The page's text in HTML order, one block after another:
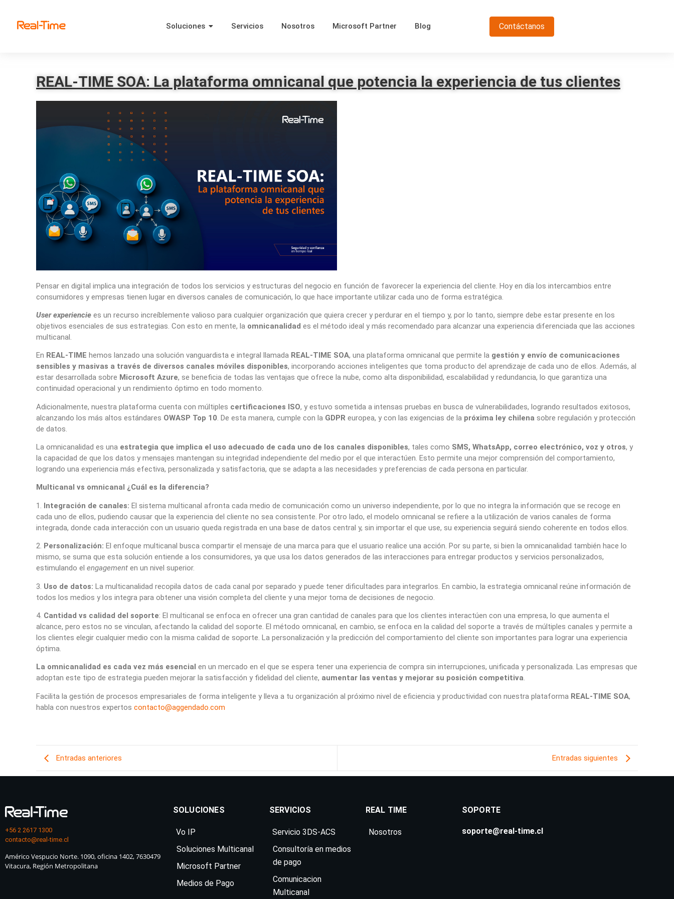
Soluciones Servicios Nosotros Microsoft Partner Blog Contáctanos
REAL-TIME SOA: La plataforma omnicanal que potencia la experiencia de tus clientes
Pensar en digital implica una integración de todos los servicios y estructuras del negocio en función de favorecer la experiencia del cliente. Hoy en día los intercambios entre
consumidores y empresas tienen lugar en diversos canales de comunicación, lo que hace importante utilizar cada uno de forma estratégica.
User experiencie es un recurso increíblemente valioso para cualquier organización que quiera crecer y perdurar en el tiempo y, por lo tanto, siempre debe estar presente en los
objetivos esenciales de sus estrategias. Con esto en mente, la omnicanalidad es el método ideal y más recomendado para alcanzar una experiencia diferenciada que las acciones
multicanal.
En REAL-TIME hemos lanzado una solución vanguardista e integral llamada REAL-TIME SOA, una plataforma omnicanal que permite la gestión y envío de comunicaciones
sensibles y masivas a través de diversos canales móviles disponibles, incorporando acciones inteligentes que toma producto del aprendizaje de cada uno de ellos. Además, al
estar desarrollada sobre Microsoft Azure, se beneficia de todas las ventajas que ofrece la nube, como alta disponibilidad, escalabilidad y redundancia, lo que garantiza una
continuidad operacional y un rendimiento óptimo en todo momento.
Adicionalmente, nuestra plataforma cuenta con múltiples certificaciones ISO, y estuvo sometida a intensas pruebas en busca de vulnerabilidades, logrando resultados exitosos,
alcanzando los más altos estándares OWASP Top 10. De esta manera, cumple con la GDPR europea, y con las exigencias de la próxima ley chilena sobre regulación y protección
de datos.
La omnicanalidad es una estrategia que implica el uso adecuado de cada uno de los canales disponibles, tales como SMS, WhatsApp, correo electrónico, voz y otros, y
la capacidad de que los datos y mensajes mantengan su integridad independiente del medio por el que interactúen. Esto permite una mejor comprensión del comportamiento,
logrando una experiencia más efectiva, personalizada y satisfactoria, que se adapta a las necesidades y preferencias de cada persona en particular.
Multicanal vs omnicanal ¿Cuál es la diferencia?
1. Integración de canales: El sistema multicanal afronta cada medio de comunicación como un universo independiente, por lo que no integra la información que se recoge en
cada uno de ellos, pudiendo causar que la experiencia del cliente no sea consistente. Por otro lado, el modelo omnicanal se refiere a la utilización de varios canales de forma
integrada, donde cada interacción con un usuario queda registrada en una base de datos central y, sin importar el que use, su experiencia seguirá siendo coherente en todos ellos.
2. Personalización: El enfoque multicanal busca compartir el mensaje de una marca para que el usuario realice una acción. Por su parte, si bien la omnicanalidad también hace lo
mismo, se suma que esta solución entiende a los consumidores, ya que usa los datos generados de las interacciones para entregar productos y servicios personalizados,
estimulando el engagement en un nivel superior.
3. Uso de datos: La multicanalidad recopila datos de cada canal por separado y puede tener dificultades para integrarlos. En cambio, la estrategia omnicanal reúne información de
todos los medios y los integra para obtener una visión completa del cliente y una mejor toma de decisiones de negocio.
4. Cantidad vs calidad del soporte: El multicanal se enfoca en ofrecer una gran cantidad de canales para que los clientes interactúen con una empresa, lo que aumenta el
alcance, pero estos no se vinculan, afectando la calidad del soporte. El método omnicanal, en cambio, se enfoca en la calidad del soporte a través de múltiples canales y permite a
los clientes elegir cualquier medio con la misma calidad de soporte. La personalización y la predicción del comportamiento del cliente son importantes para lograr una experiencia
óptima.
La omnicanalidad es cada vez más esencial en un mercado en el que se espera tener una experiencia de compra sin interrupciones, unificada y personalizada. Las empresas que
adoptan este tipo de estrategia pueden mejorar la satisfacción y fidelidad del cliente, aumentar las ventas y mejorar su posición competitiva.
Facilita la gestión de procesos empresariales de forma inteligente y lleva a tu organización al próximo nivel de eficiencia y productividad con nuestra plataforma REAL-TIME SOA,
habla con nuestros expertos contacto@aggendado.com
Entradas anteriores Entradas siguientes
+56 2 2617 1300
contacto@real-time.cl
Américo Vespucio Norte. 1090, oficina 1402, 7630479
Vitacura, Región Metropolitana
SOLUCIONES
Vo IP
Soluciones Multicanal
Microsoft Partner
Medios de Pago
SERVICIOS
Servicio 3DS-ACS
Consultoría en medios
de pago
Comunicacion
Multicanal
REAL TIME
Nosotros
SOPORTE
soporte@real-time.cl